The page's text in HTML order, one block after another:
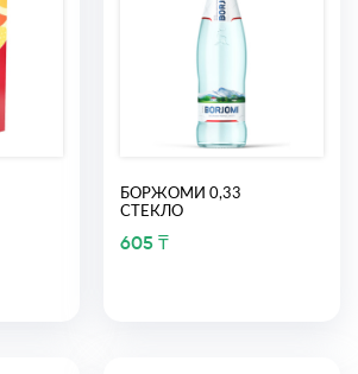
БОРЖОМИ 0,33
СТЕКЛО
605 ₸